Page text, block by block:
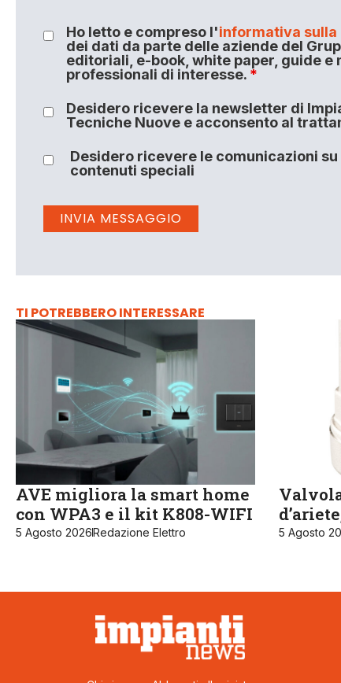
Ho letto e compreso l'informativa
dei dati da parte delle aziende del
editoriali, e-book, white paper, guide
professionali di interesse. *
Desidero ricevere la newsletter di
Tecniche Nuove e acconsento al
Desidero ricevere le comunicazioni
contenuti speciali
TI POTREBBERO INTERESSARE
AVE migliora la smart home
con WPA3 e il kit K808-WIFI
5 Agosto 2026Redazione Elettro 5 Agosto